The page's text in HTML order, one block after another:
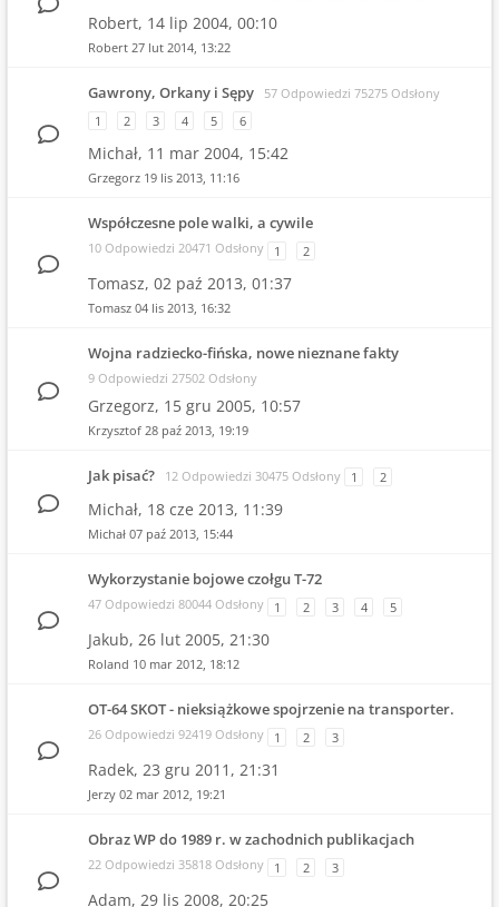
Robert, 14 lip 2004, 00:10
Robert 27 lut 2014, 13:22
Gawrony, Orkany i Sępy
57 Odpowiedzi 75275 Odsłony
1
2 3 4 5 6
Michał, 11 mar 2004, 15:42
Grzegorz 19 lis 2013, 11:16
Współczesne pole walki, a cywile
10 Odpowiedzi 20471 Odsłony 1 2
Tomasz, 02 paź 2013, 01:37
Tomasz 04 lis 2013, 16:32
Wojna radziecko-fińska, nowe nieznane fakty
9 Odpowiedzi 27502 Odsłony
Grzegorz, 15 gru 2005, 10:57
Krzysztof 28 paź 2013, 19:19
Jak pisać? 12 Odpowiedzi 30475 Odsłony 1 2
Michał, 18 cze 2013, 11:39
Michał 07 paź 2013, 15:44
Wykorzystanie bojowe czołgu T-72
47 Odpowiedzi 80044 Odsłony 1 2 3 4 5
Jakub, 26 lut 2005, 21:30
Roland 10 mar 2012, 18:12
OT-64 SKOT - nieksiążkowe spojrzenie na transporter.
26 Odpowiedzi 92419 Odsłony 1 2 3
Radek, 23 gru 2011, 21:31
Jerzy 02 mar 2012, 19:21
Obraz WP do 1989 r. w zachodnich publikacjach
22 Odpowiedzi 35818 Odsłony 1 2 3
Adam, 29 lis 2008, 20:25